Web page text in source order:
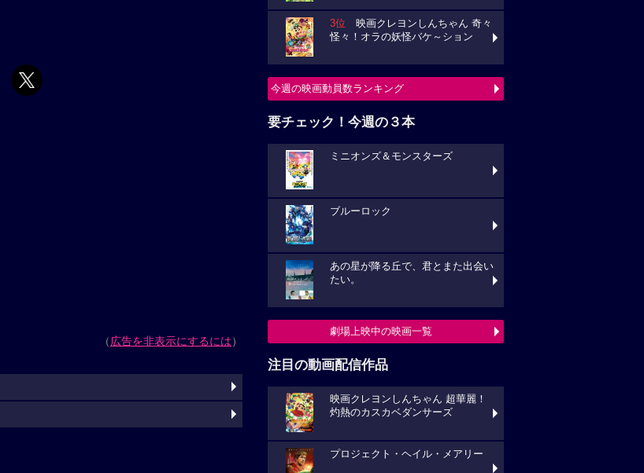
（広告を非表示にするには）
3位 映画クレヨンしんちゃん 奇々
怪々！オラの妖怪バケ～ション
今週の映画動員数ランキング
要チェック！今週の３本
ミニオンズ＆モンスターズ
ブルーロック
あの星が降る丘で、君とまた出会い
たい。
劇場上映中の映画一覧
注目の動画配信作品
映画クレヨンしんちゃん 超華麗！
灼熱のカスカベダンサーズ
プロジェクト・ヘイル・メアリー